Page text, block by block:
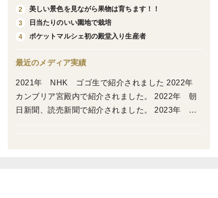
その時の気分に応じてみかんをたべくらべ！！
疲れた時の小粒！！
リラックスしたいときの中玉！！
山で食べる時のシチュエーションをご家庭で再現しませ
2
美しい景色を見ながら果物は育ちます！！
3
日当たりのいい園地で栽培
4
ポケットマルシェ初の殿堂入り生産者
最近のメディア実績
2021年 NHK ゴゴ生で紹介されました 2022年
カンブリア宮殿内で紹介されました。 2022年 朝
日新聞、読売新聞で紹介されました。 2023年 NH